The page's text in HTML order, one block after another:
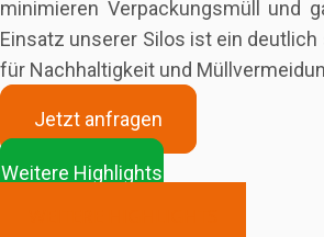
minimieren Verpackungsmüll und
Einsatz unserer Silos ist ein
für Nachhaltigkeit und
Jetzt anfragen
Weitere Highlights